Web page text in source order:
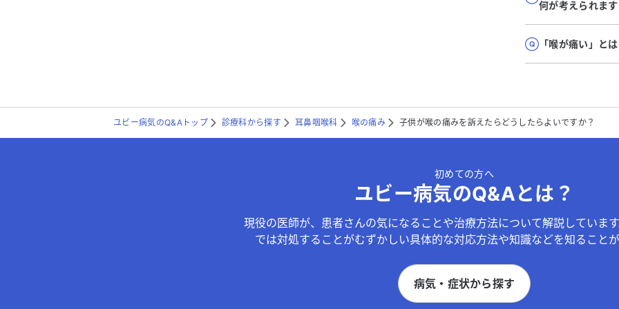
何が考えられま
「喉が痛い」と
ユビー病気のQ&Aトップ 診療科から探す 耳鼻咽喉科 喉の痛み 子供が喉の痛みを訴えたらどうしたらよいですか？
初めての方へ
ユビー病気のQ&Aとは？
現役の医師が、患者さんの気になることや治療方法について解説していま
では対処することがむずかしい具体的な対応方法や知識などを知ること
病気・症状から探す